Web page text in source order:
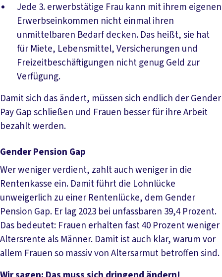
Jede 3. erwerbstätige Frau kann mit ihrem eigenen
Erwerbseinkommen nicht einmal ihren
unmittelbaren Bedarf decken. Das heißt, sie hat
für Miete, Lebensmittel, Versicherungen und
Freizeitbeschäftigungen nicht genug Geld zur
Verfügung.
Damit sich das ändert, müssen sich endlich der Gender
Pay Gap schließen und Frauen besser für ihre Arbeit
bezahlt werden.
Gender Pension Gap
Wer weniger verdient, zahlt auch weniger in die
Rentenkasse ein. Damit führt die Lohnlücke
unweigerlich zu einer Rentenlücke, dem Gender
Pension Gap. Er lag 2023 bei unfassbaren 39,4 Prozent.
Das bedeutet: Frauen erhalten fast 40 Prozent weniger
Altersrente als Männer. Damit ist auch klar, warum vor
allem Frauen so massiv von Altersarmut betroffen sind.